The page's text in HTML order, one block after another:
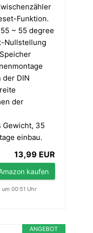
Funktion.
~ 55 degree
Nullstellung
DIN
der
Gewicht, 35
einbau.
13,99 EUR
kaufen
um 00:51 Uhr
ANGEBOT